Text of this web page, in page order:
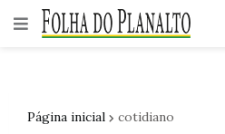
Página inicial cotidiano